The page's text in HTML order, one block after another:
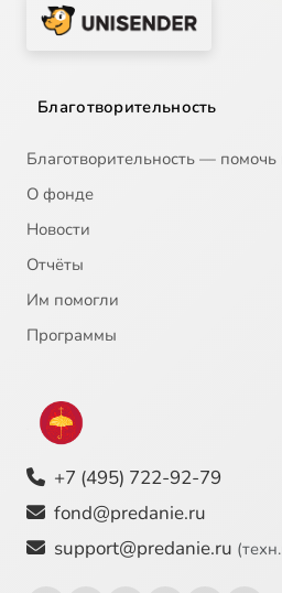
Благотворительность
Благотворительность —
О фонде
Новости
Отчёты
Им помогли
Программы
+7 (495) 722-92-79
fond@predanie.ru
support@predanie.ru